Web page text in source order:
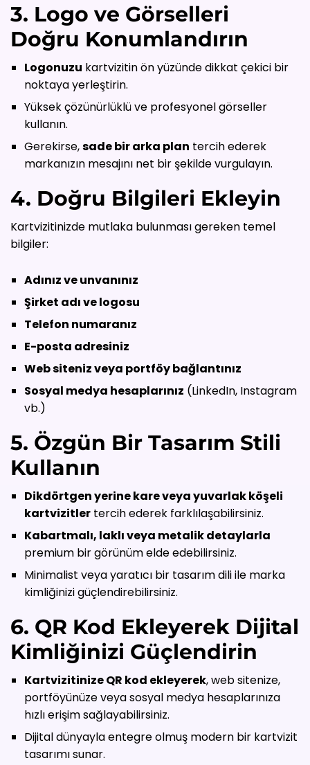
3. Logo ve Görselleri
Doğru Konumlandırın
Logonuzu kartvizitin ön yüzünde dikkat çekici bir
noktaya yerleştirin.
Yüksek çözünürlüklü ve profesyonel görseller
kullanın.
Gerekirse,sade bir arka plan tercih ederek
markanızın mesajını net bir şekilde vurgulayın.
4. Doğru Bilgileri Ekleyin
Kartvizitinizde mutlaka bulunması gereken temel
bilgiler:
Adınız ve unvanınız
Şirket adı ve logosu
Telefon numaranız
E-posta adresiniz
Web siteniz veya portföy bağlantınız
Sosyal medya hesaplarınız (LinkedIn, Instagram
vb.)
5. Özgün Bir Tasarım Stili
Kullanın
Dikdörtgen yerine kare veya yuvarlak köşeli
kartvizitler tercih ederek farklılaşabilirsiniz.
Kabartmalı, laklı veya metalik detaylarla
premium bir görünüm elde edebilirsiniz.
Minimalist veya yaratıcı bir tasarım dili ile marka
kimliğinizi güçlendirebilirsiniz.
6. QR Kod Ekleyerek Dijital
Kimliğinizi Güçlendirin
Kartvizitinize QR kod ekleyerek, web sitenize,
portföyünüze veya sosyal medya hesaplarınıza
hızlı erişim sağlayabilirsiniz.
Dijital dünyayla entegre olmuş modern bir kartvizit
tasarımı sunar.